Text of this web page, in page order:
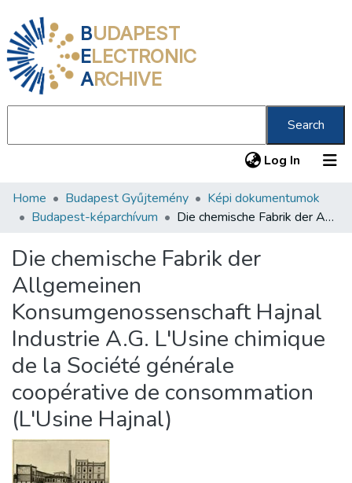
BUDAPEST
ELECTRONIC
ARCHIVE
Search
Log In (current)
Communities & Collections
Statistics
About us
Home Budapest Gyűjtemény
Képi dokumentumok
Budapest-képarchívum
Die chemische Fabrik der Allgemeinen Konsumgenossenschaft Hajnal Industrie A.G. L'Usine chimique de la Société générale coopérative de consommation (L'Usine Hajnal)
Die chemische Fabrik der
Allgemeinen
Konsumgenossenschaft Hajnal
Industrie A.G. L'Usine chimique
de la Société générale
coopérative de consommation
(L'Usine Hajnal)